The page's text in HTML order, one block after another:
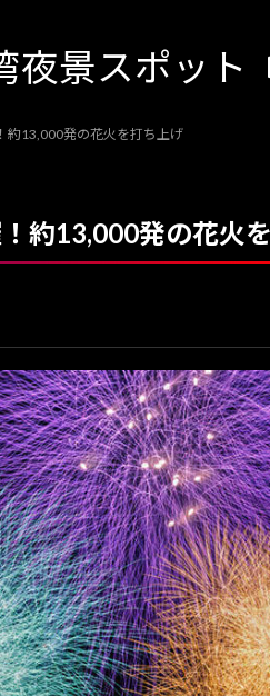
夜景スポット
約13,000発の花火を打ち上げ
約13,000発の花火